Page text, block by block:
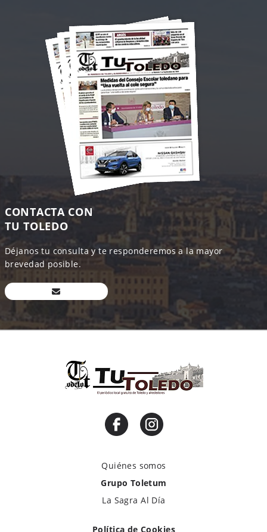
CONTACTA CON
TU TOLEDO
Déjanos tu consulta y te responderemos a la mayor
brevedad posible.
Quiénes somos
Grupo Toletum
La Sagra Al Día
Política de Cookies